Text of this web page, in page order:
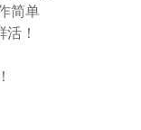
简单
！